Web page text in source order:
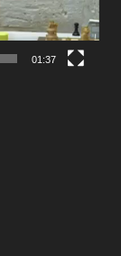
01:37